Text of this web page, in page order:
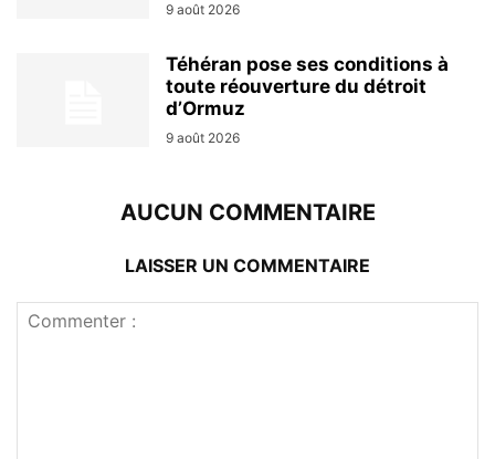
9 août 2026
Téhéran pose ses conditions à
toute réouverture du détroit
d’Ormuz
9 août 2026
AUCUN COMMENTAIRE
LAISSER UN COMMENTAIRE